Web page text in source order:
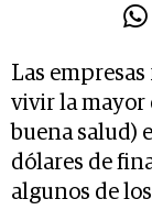
Las
vivir la mayor
buena salud)
dólares de
algunos de